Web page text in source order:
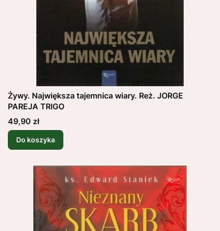
Żywy. Największa tajemnica wiary. Reż. JORGE
PAREJA TRIGO
Cena
49,90 zł
Do koszyka